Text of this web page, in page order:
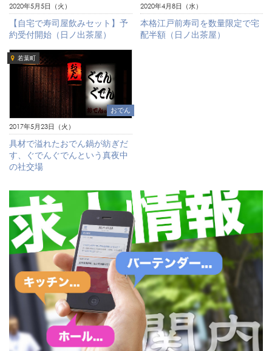
2020年5月5日（火）
【自宅で寿司屋飲みセット】予
約受付開始（日ノ出茶屋）
2020年4月8日（水）
本格江戸前寿司を数量限定で宅
配半額（日ノ出茶屋）
若葉町
おでん
2017年5月23日（火）
具材で溢れたおでん鍋が紡ぎだ
す、ぐでんぐでんという真夜中
の社交場